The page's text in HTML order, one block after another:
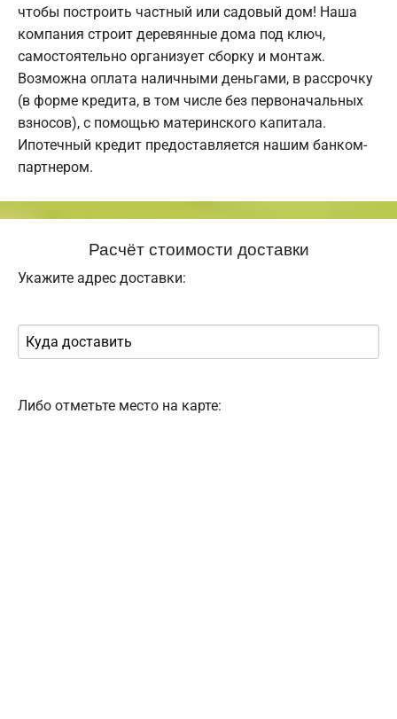
чтобы построить частный или садовый дом! Наша
компания строит деревянные дома под ключ,
самостоятельно организует сборку и монтаж.
Возможна оплата наличными деньгами, в рассрочку
(в форме кредита, в том числе без первоначальных
взносов), с помощью материнского капитала.
Ипотечный кредит предоставляется нашим банком-
партнером.
Расчёт стоимости доставки
Укажите адрес доставки:
Либо отметьте место на карте: